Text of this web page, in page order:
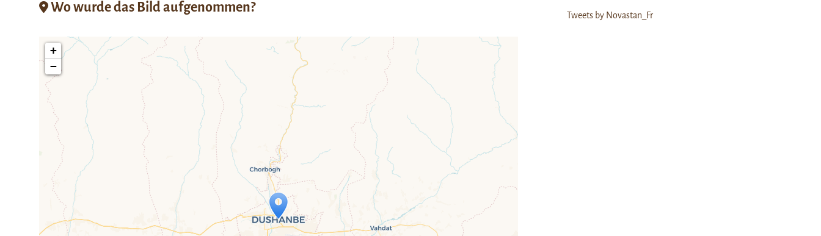
Wo wurde das Bild aufgenommen?
Travelers' Map wird geladen …
Wenn du dies siehst, nachdem deine Seite vollständig geladen wurde,
fehlen leafletJS-Dateien.
+
−
Tweets by Novastan_Fr